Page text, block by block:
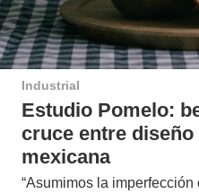
Industrial
Estudio Pomelo:
cruce entre
mexicana
“Asumimos la